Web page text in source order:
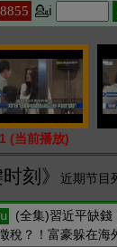
1 (当前播放)
刻》 近期节目
(全集)習近平缺錢
稅？！富豪躲在海